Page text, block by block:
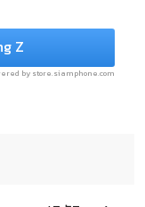
Z
by store.siamphone.com